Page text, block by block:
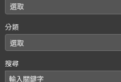
分類
搜尋